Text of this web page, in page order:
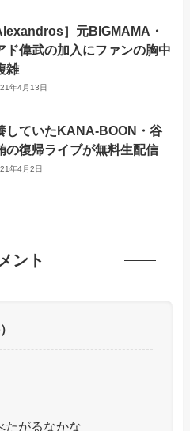
］元BIGMAMA・
ド偉武の加入にファンの胸中
雑
年4月13日
していたKANA-BOON・谷
の復帰ライブが無料生配信
年4月2日
ント
たがるなかな